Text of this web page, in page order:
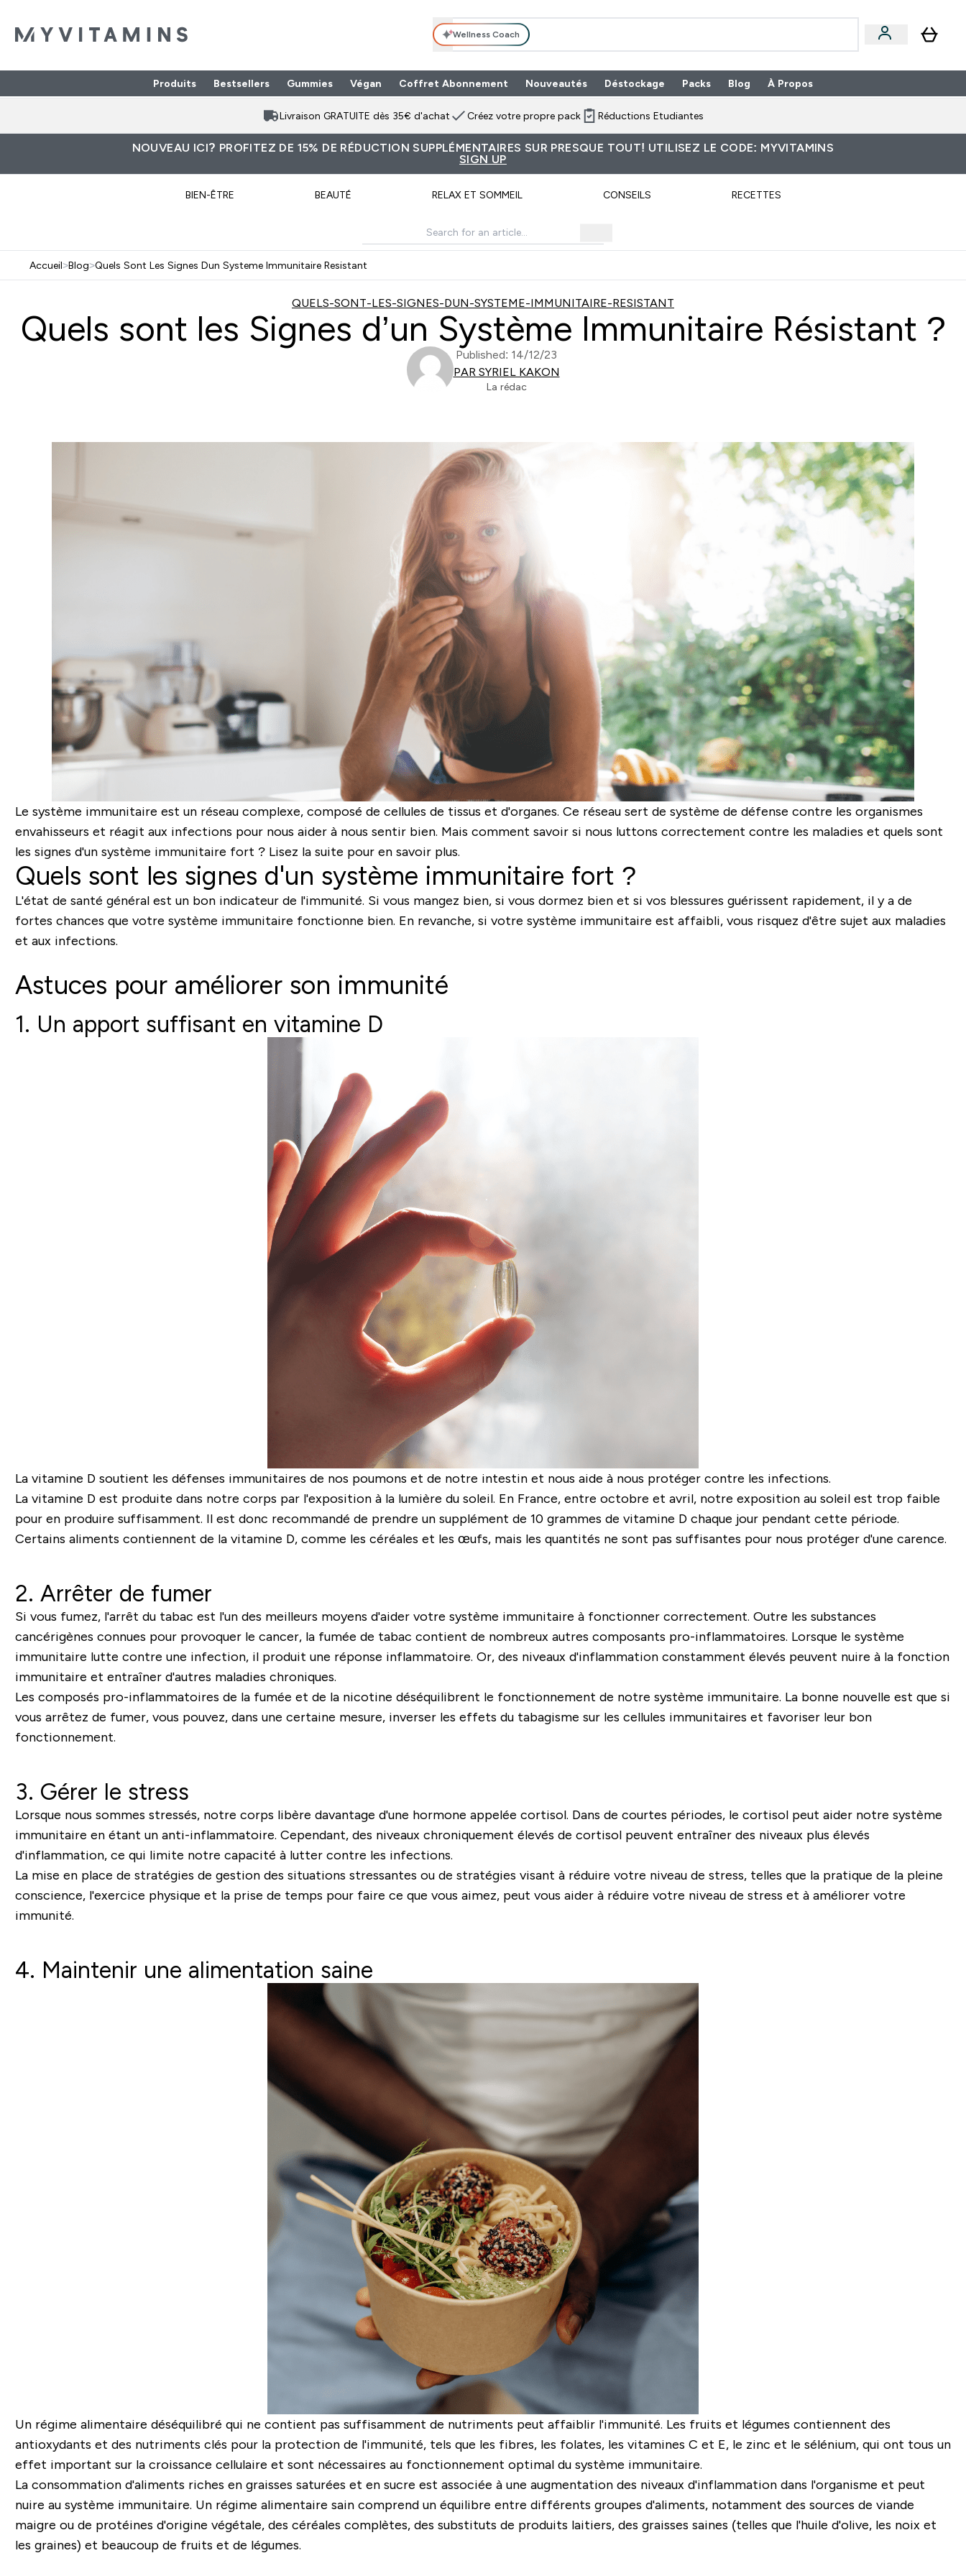
Wellness Coach
Produits Enter Produits submenu
Bestsellers Gummies Végan Coffret Abonnement Nouveautés Déstockage Packs Enter Packs submenu
Blog À Propos
Livraison GRATUITE dès 35€ d'achat Créez votre propre pack Réductions Etudiantes
NOUVEAU ICI? PROFITEZ DE 15% DE RÉDUCTION SUPPLÉMENTAIRES SUR PRESQUE TOUT! UTILISEZ LE CODE: MYVITAMINS
SIGN UP
BIEN-ÊTRE BEAUTÉ RELAX ET SOMMEIL CONSEILS RECETTES
Accueil>Blog>Quels Sont Les Signes Dun Systeme Immunitaire Resistant
QUELS-SONT-LES-SIGNES-DUN-SYSTEME-IMMUNITAIRE-RESISTANT
Quels sont les Signes d’un Système Immunitaire Résistant ?
Published: 14/12/23
PAR SYRIEL KAKON
La rédac
Le système immunitaire est un réseau complexe, composé de cellules de tissus et d'organes. Ce réseau sert de système de défense contre les organismes
envahisseurs et réagit aux infections pour nous aider à nous sentir bien. Mais comment savoir si nous luttons correctement contre les maladies et quels sont
les signes d'un système immunitaire fort ? Lisez la suite pour en savoir plus.
Quels sont les signes d'un système immunitaire fort ?
L'état de santé général est un bon indicateur de l'immunité. Si vous mangez bien, si vous dormez bien et si vos blessures guérissent rapidement, il y a de
fortes chances que votre système immunitaire fonctionne bien. En revanche, si votre système immunitaire est affaibli, vous risquez d'être sujet aux maladies
et aux infections.
Astuces pour améliorer son immunité
1. Un apport suffisant en vitamine D
La vitamine D soutient les défenses immunitaires de nos poumons et de notre intestin et nous aide à nous protéger contre les infections.
La vitamine D est produite dans notre corps par l'exposition à la lumière du soleil. En France, entre octobre et avril, notre exposition au soleil est trop faible
pour en produire suffisamment. Il est donc recommandé de prendre un supplément de 10 grammes de vitamine D chaque jour pendant cette période.
Certains aliments contiennent de la vitamine D, comme les céréales et les œufs, mais les quantités ne sont pas suffisantes pour nous protéger d'une carence.
2. Arrêter de fumer
Si vous fumez, l'arrêt du tabac est l'un des meilleurs moyens d'aider votre système immunitaire à fonctionner correctement. Outre les substances
cancérigènes connues pour provoquer le cancer, la fumée de tabac contient de nombreux autres composants pro-inflammatoires. Lorsque le système
immunitaire lutte contre une infection, il produit une réponse inflammatoire. Or, des niveaux d'inflammation constamment élevés peuvent nuire à la fonction
immunitaire et entraîner d'autres maladies chroniques.
Les composés pro-inflammatoires de la fumée et de la nicotine déséquilibrent le fonctionnement de notre système immunitaire. La bonne nouvelle est que si
vous arrêtez de fumer, vous pouvez, dans une certaine mesure, inverser les effets du tabagisme sur les cellules immunitaires et favoriser leur bon
fonctionnement.
3. Gérer le stress
Lorsque nous sommes stressés, notre corps libère davantage d'une hormone appelée cortisol. Dans de courtes périodes, le cortisol peut aider notre système
immunitaire en étant un anti-inflammatoire. Cependant, des niveaux chroniquement élevés de cortisol peuvent entraîner des niveaux plus élevés
d'inflammation, ce qui limite notre capacité à lutter contre les infections.
La mise en place de stratégies de gestion des situations stressantes ou de stratégies visant à réduire votre niveau de stress, telles que la pratique de la pleine
conscience, l'exercice physique et la prise de temps pour faire ce que vous aimez, peut vous aider à réduire votre niveau de stress et à améliorer votre
immunité.
4. Maintenir une alimentation saine
Un régime alimentaire déséquilibré qui ne contient pas suffisamment de nutriments peut affaiblir l'immunité. Les fruits et légumes contiennent des
antioxydants et des nutriments clés pour la protection de l'immunité, tels que les fibres, les folates, les vitamines C et E, le zinc et le sélénium, qui ont tous un
effet important sur la croissance cellulaire et sont nécessaires au fonctionnement optimal du système immunitaire.
La consommation d'aliments riches en graisses saturées et en sucre est associée à une augmentation des niveaux d'inflammation dans l'organisme et peut
nuire au système immunitaire. Un régime alimentaire sain comprend un équilibre entre différents groupes d'aliments, notamment des sources de viande
maigre ou de protéines d'origine végétale, des céréales complètes, des substituts de produits laitiers, des graisses saines (telles que l'huile d'olive, les noix et
les graines) et beaucoup de fruits et de légumes.